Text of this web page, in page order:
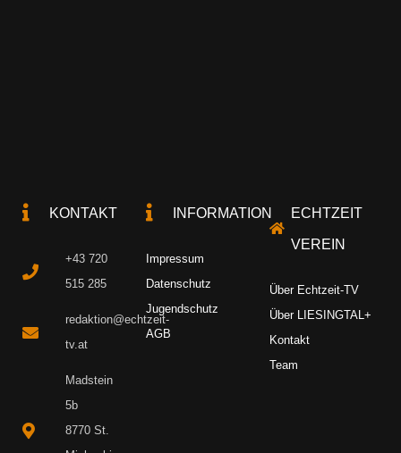
KONTAKT
+43 720
515 285
redaktion@echtzeit-
tv.at
Madstein
5b
8770 St.
INFORMATION
Impressum
Datenschutz
Jugendschutz
AGB
ECHTZEIT
VEREIN
Über Echtzeit-TV
Über LIESINGTAL+
Kontakt
Team